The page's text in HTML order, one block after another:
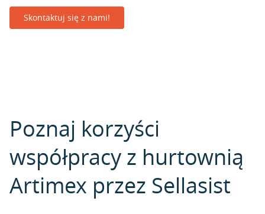
Skontaktuj się z nami!
Poznaj korzyści
współpracy z hurtownią
Artimex przez Sellasist